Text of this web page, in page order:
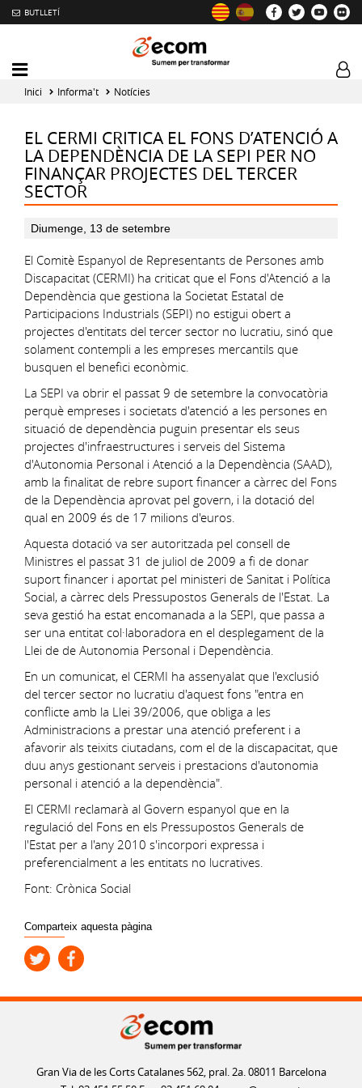
BUTLLETÍ
Mobile
menu
toggler
Inici Informa't Notícies
EL CERMI CRITICA EL FONS D’ATENCIÓ A
LA DEPENDÈNCIA DE LA SEPI PER NO
FINANÇAR PROJECTES DEL TERCER
SECTOR
Diumenge, 13 de setembre
El Comitè Espanyol de Representants de Persones amb
Discapacitat (CERMI) ha criticat que el Fons d'Atenció a la
Dependència que gestiona la Societat Estatal de
Participacions Industrials (SEPI) no estigui obert a
projectes d'entitats del tercer sector no lucratiu, sinó que
solament contempli a les empreses mercantils que
busquen el benefici econòmic.
La SEPI va obrir el passat 9 de setembre la convocatòria
perquè empreses i societats d'atenció a les persones en
situació de dependència puguin presentar els seus
projectes d'infraestructures i serveis del Sistema
d'Autonomia Personal i Atenció a la Dependència (SAAD),
amb la finalitat de rebre suport financer a càrrec del Fons
de la Dependència aprovat pel govern, i la dotació del
qual en 2009 és de 17 milions d'euros.
Aquesta dotació va ser autoritzada pel consell de
Ministres el passat 31 de juliol de 2009 a fi de donar
suport financer i aportat pel ministeri de Sanitat i Política
Social, a càrrec dels Pressupostos Generals de l'Estat. La
seva gestió ha estat encomanada a la SEPI, que passa a
ser una entitat col·laboradora en el desplegament de la
Llei de de Autonomia Personal i Dependència.
En un comunicat, el CERMI ha assenyalat que l'exclusió
del tercer sector no lucratiu d'aquest fons "entra en
conflicte amb la Llei 39/2006, que obliga a les
Administracions a prestar una atenció preferent i a
afavorir als teixits ciutadans, com el de la discapacitat, que
duu anys gestionant serveis i prestacions d'autonomia
personal i atenció a la dependència".
El CERMI reclamarà al Govern espanyol que en la
regulació del Fons en els Pressupostos Generals de
l'Estat per a l'any 2010 s'incorpori expressa i
preferencialment a les entitats no lucratives.
Font: Crònica Social
Comparteix aquesta pàgina
Gran Via de les Corts Catalanes 562, pral. 2a. 08011 Barcelona